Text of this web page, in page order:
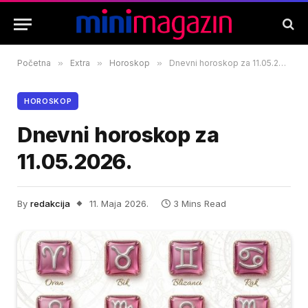
Početna » Extra » Horoskop » Dnevni horoskop za 11.05.2026.
HOROSKOP
Dnevni horoskop za
11.05.2026.
By redakcija 11. Maja 2026. 3 Mins Read